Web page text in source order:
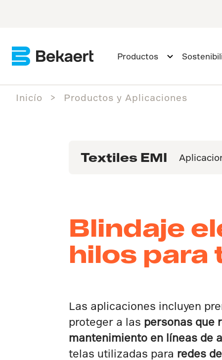
Productos
Inicío Productos y Aplicaciones
Textiles EMI
Blindaje
hilos
Las aplicaciones incluyen
proteger a las personas que
mantenimiento en líneas de
telas utilizadas para redes